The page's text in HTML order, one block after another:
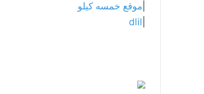
موقع خمسه كيلو
dlil